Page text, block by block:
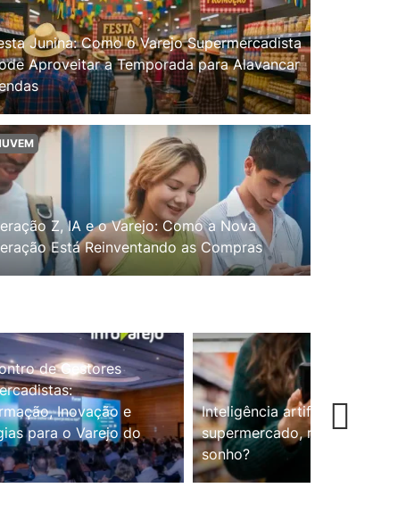
Junina: Como o Varejo Supermercadista
Aproveitar a Temporada para Alavancar
Z, IA e o Varejo: Como a Nova
Está Reinventando as Compras
de Gestores
Inovação e
para o Varejo do
Inteligência artificial no
supermercado, realidade ou
sonho?